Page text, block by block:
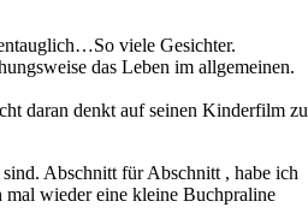
viele Gesichter.
das Leben im allgemeinen.
daran denkt auf seinen Kinderfilm zu
Abschnitt für Abschnitt , habe ich
mal wieder eine kleine Buchpraline